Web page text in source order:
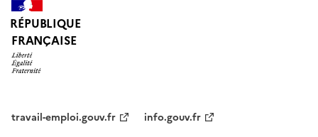
RÉPUBLIQUE
FRANÇAISE
travail-emploi.gouv.fr
info.gouv.fr